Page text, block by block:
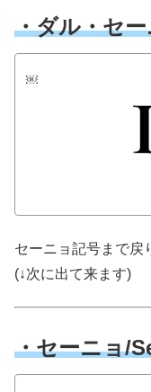
・ダル・セ
￼
セーニョ記号まで戻
(↓次に出て来ます)
・セーニョ/